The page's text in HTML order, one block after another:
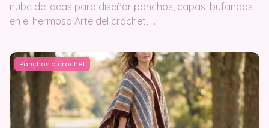
nube de ideas para diseñar ponchos, capas, bufandas
en el hermoso Arte del crochet, …
Ponchos a crochet